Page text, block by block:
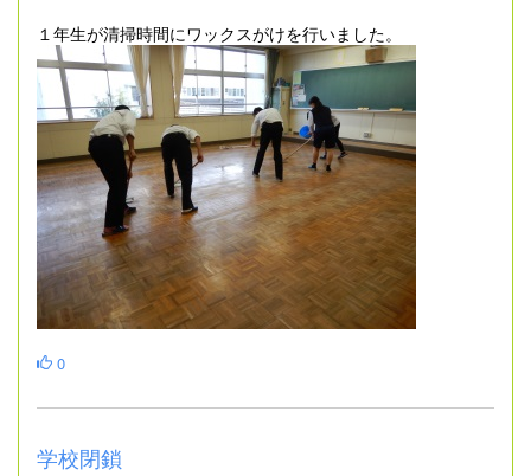
１年生が清掃時間にワックスがけを行いました。
0
学校閉鎖